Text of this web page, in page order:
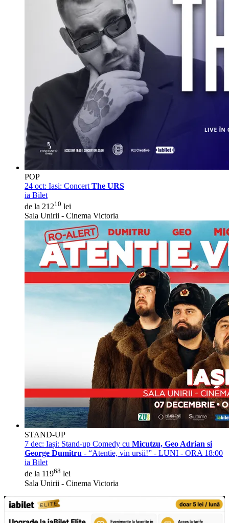
POP
24 oct: Iasi: Concert The URS
ia Bilet
de la 21210 lei
Sala Unirii - Cinema Victoria
STAND-UP
7 dec: Iași: Stand-up Comedy cu Micutzu, Geo Adrian si
George Dumitru - “Atentie, vin ursii!” - LUNI - ORA 18:00
ia Bilet
de la 11968 lei
Sala Unirii - Cinema Victoria